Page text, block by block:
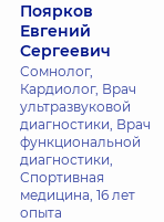
Поярков
Евгений
Сергеевич
Сомнолог,
Кардиолог, Врач
ультразвуковой
диагностики, Врач
функциональной
диагностики,
Спортивная
медицина, 16 лет
опыта